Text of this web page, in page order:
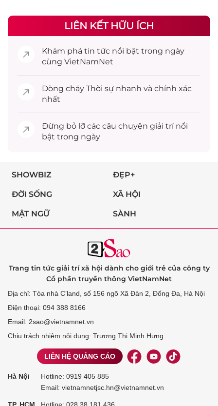
LIÊN KẾT HỮU ÍCH
Khám phá tin tức nổi bật trong ngày
cùng VietNamNet
Dòng chảy Thời sự nhanh và chính xác
nhất
Đừng bỏ lỡ các câu chuyện giải trínổi
bật trong ngày
SHOWBIZ ĐẸP+
ĐỜI SỐNG XÃ HỘI
MẬT NGỮ SÀNH
Trang tin tức giải trí xã hội dành cho giới trẻ của công ty
Cổ phần truyền thông VietNamNet
Địa chỉ: Tòa nhà C’land, số 156 ngõ Xã Đàn 2, Đống Đa, Hà Nội
Điện thoại: 094 388 8166
Email: 2sao@vietnamnet.vn
Chịu trách nhiệm nội dung: Trương Thị Minh Hưng
LIÊN HỆ QUẢNG CÁO
Hà Nội Hotline: 0919 405 885
Email: vietnamnetjsc.hn@vietnamnet.vn